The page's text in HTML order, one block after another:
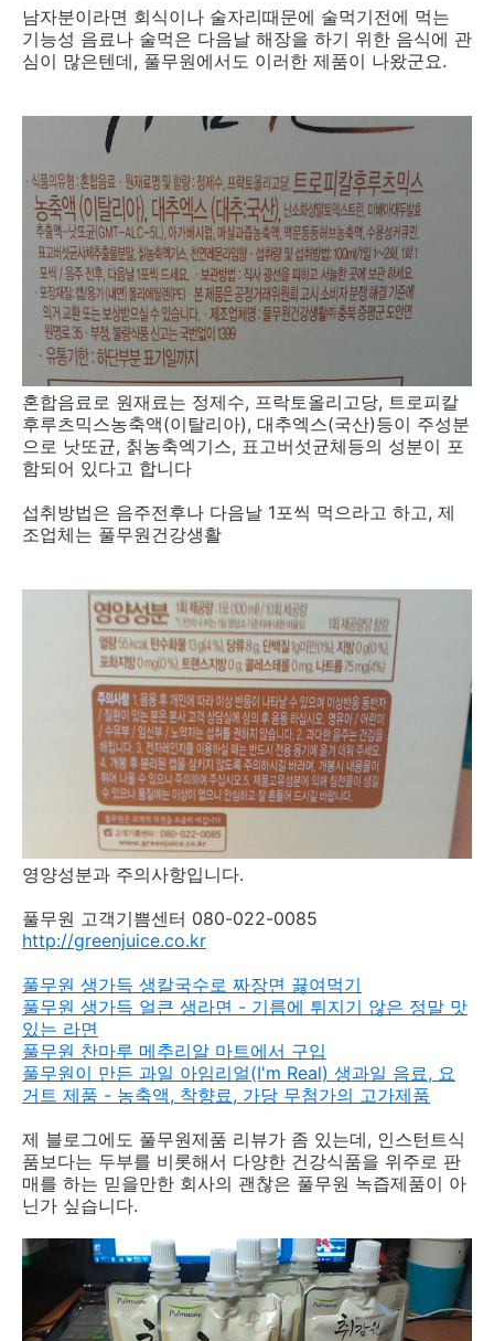
남자분이라면 회식이나 술자리때문에 술먹기전에 먹는
기능성 음료나 술먹은 다음날 해장을 하기 위한 음식에 관
심이 많은텐데, 풀무원에서도 이러한 제품이 나왔군요.
혼합음료로 원재료는 정제수, 프락토올리고당, 트로피칼
후루츠믹스농축액(이탈리아), 대추엑스(국산)등이 주성분
으로 낫또균, 칡농축엑기스, 표고버섯균체등의 성분이 포
함되어 있다고 합니다
섭취방법은 음주전후나 다음날 1포씩 먹으라고 하고, 제
조업체는 풀무원건강생활
영양성분과 주의사항입니다.
풀무원 고객기쁨센터 080-022-0085
http://greenjuice.co.kr
풀무원 생가득 생칼국수로 짜장면 끓여먹기
풀무원 생가득 얼큰 생라면 - 기름에 튀지기 않은 정말 맛
있는 라면
풀무원 찬마루 메추리알 마트에서 구입
풀무원이 만든 과일 아임리얼(I'm Real) 생과일 음료, 요
거트 제품 - 농축액, 착향료, 가당 무첨가의 고가제품
제 블로그에도 풀무원제품 리뷰가 좀 있는데, 인스턴트식
품보다는 두부를 비롯해서 다양한 건강식품을 위주로 판
매를 하는 믿을만한 회사의 괜찮은 풀무원 녹즙제품이 아
닌가 싶습니다.